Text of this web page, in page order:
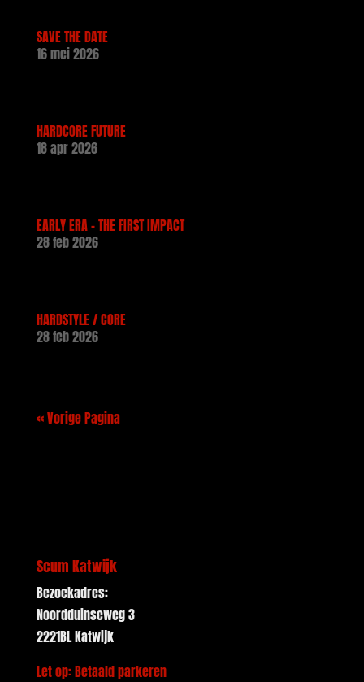
SAVE THE DATE
16 mei 2026
HARDCORE FUTURE
18 apr 2026
EARLY ERA – THE FIRST IMPACT
28 feb 2026
HARDSTYLE / CORE
28 feb 2026
« Vorige Pagina
Scum Katwijk
Bezoekadres:
Noordduinseweg 3
2221BL Katwijk
Let op: Betaald parkeren